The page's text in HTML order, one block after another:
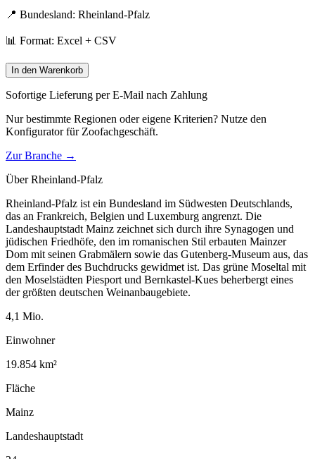
📍 Bundesland: Rheinland-Pfalz
📊 Format: Excel + CSV
In den Warenkorb
Sofortige Lieferung per E-Mail nach Zahlung
Nur bestimmte Regionen oder eigene Kriterien? Nutze den
Konfigurator für Zoofachgeschäft.
Zur Branche →
ÜberRheinland-Pfalz
Rheinland-Pfalz ist ein Bundesland im Südwesten Deutschlands,
das an Frankreich, Belgien und Luxemburg angrenzt. Die
Landeshauptstadt Mainz zeichnet sich durch ihre Synagogen und
jüdischen Friedhöfe, den im romanischen Stil erbauten Mainzer
Dom mit seinen Grabmälern sowie das Gutenberg-Museum aus, das
dem Erfinder des Buchdrucks gewidmet ist. Das grüne Moseltal mit
den Moselstädten Piesport und Bernkastel-Kues beherbergt eines
der größten deutschen Weinanbaugebiete.
4,1 Mio.
Einwohner
19.854 km²
Fläche
Mainz
Landeshauptstadt